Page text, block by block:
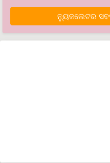
ନ୍ୟୁଜଲେଟର